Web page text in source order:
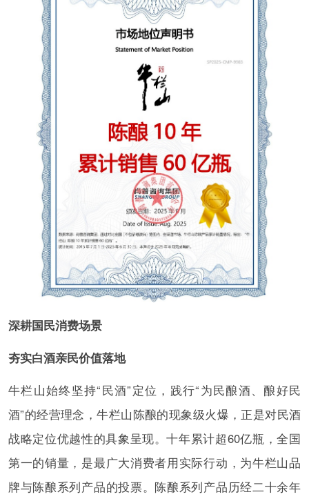
深耕国民消费场景
夯实白酒亲民价值落地
牛栏山始终坚持“民酒”定位，践行“为民酿酒、酿好民
酒”的经营理念，牛栏山陈酿的现象级火爆，正是对民酒
战略定位优越性的具象呈现。十年累计超60亿瓶，全国
第一的销量，是最广大消费者用实际行动，为牛栏山品
牌与陈酿系列产品的投票。陈酿系列产品历经二十余年